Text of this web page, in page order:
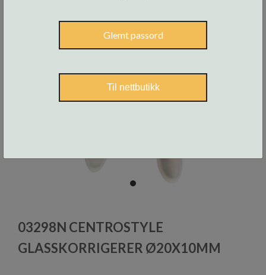
item
of
1
03298N CENTROSTYLE
GLASSKORRIGERER Ø20X10MM
Glemt passord
Til nettbutikk